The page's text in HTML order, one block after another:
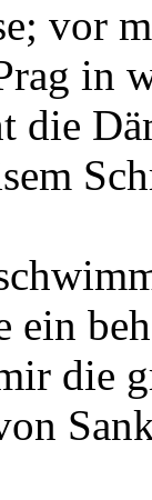
vor
in
die
ein
die